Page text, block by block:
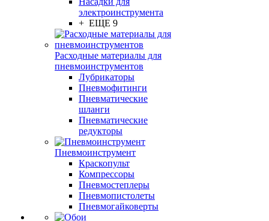
электроинструмента
+ ЕЩЕ 9
Расходные материалы для
пневмоинструментов
Лубрикаторы
Пневмофитинги
Пневматические
шланги
Пневматические
редукторы
Пневмоинструмент
Краскопульт
Компрессоры
Пневмостеплеры
Пневмопистолеты
Пневмогайковерты